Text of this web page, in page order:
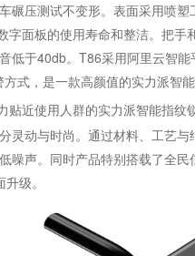
碾压测试不变形。表面采用喷
面板的使用寿命和整洁。把手
低于40db。T86采用阿里云智
式，是一款高颜值的实力派智能
贴近使用人群的实力派智能指纹
灵动与时尚。通过材料、工艺
噪声。同时产品特别搭载了全
级。